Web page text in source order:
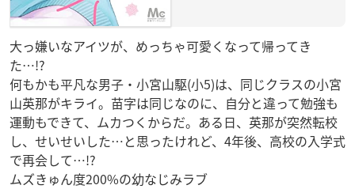
大っ嫌いなアイツが、めっちゃ可愛くなって帰ってき
た…!?
何もかも平凡な男子・小宮山駆(小5)は、同じクラスの小宮
山英那がキライ。苗字は同じなのに、自分と違って勉強も
運動もできて、ムカつくからだ。ある日、英那が突然転校
し、せいせいした…と思ったけれど、4年後、高校の入学式
で再会して…!?
ムズきゅん度200%の幼なじみラブ